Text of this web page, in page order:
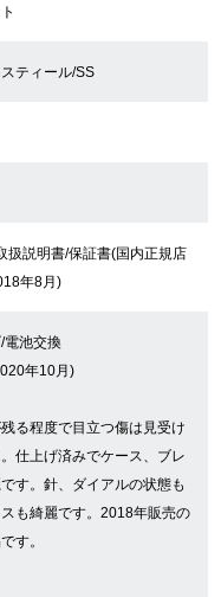
ティール/SS
扱説明書/保証書(国内正規店
年8月)
電池交換
年10月)
る程度で目立つ傷は見受け
仕上げ済みでケース、ブレ
す。針、ダイアルの状態も
も綺麗です。2018年販売の
す。